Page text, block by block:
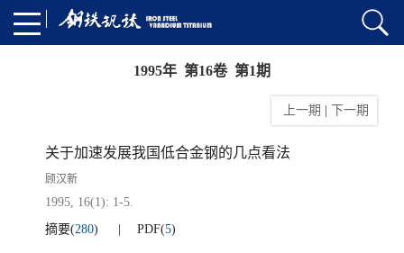
1995年 第16卷 第1期
上一期 下一期
关于加速发展我国低合金钢的几点看法
顾汉新
1995, 16(1): 1-5.
摘要(280) PDF(5)